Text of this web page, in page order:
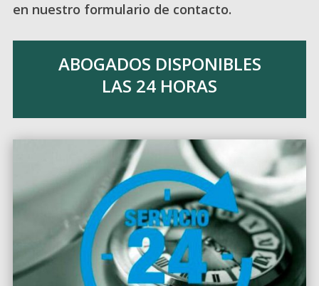
en nuestro formulario de contacto.
ABOGADOS DISPONIBLES
LAS 24 HORAS